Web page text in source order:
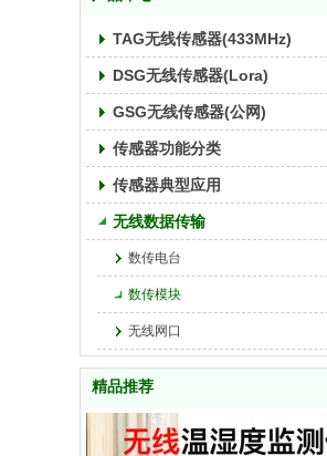
TAG无线传感器(433MHz)
DSG无线传感器(Lora)
GSG无线传感器(公网)
传感器功能分类
传感器典型应用
无线数据传输
数传电台
数传模块
无线网口
精品推荐